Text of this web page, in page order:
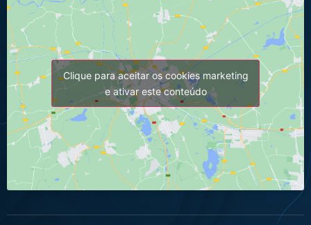
Clique para aceitar os cookies marketing
e ativar este conteúdo